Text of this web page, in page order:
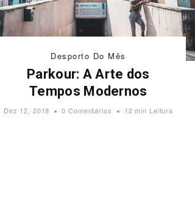
Desporto Do Mês
Parkour: A Arte dos
Tempos Modernos
Dez 12, 2019 0 Comentários 12 min Leitura